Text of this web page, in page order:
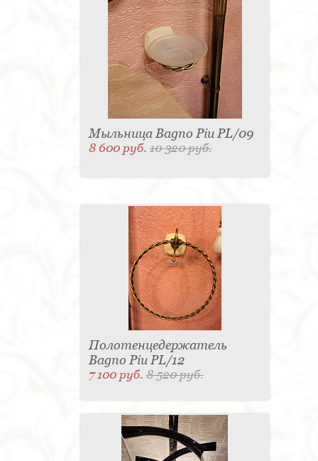
Мыльница Bagno Piu PL/09
8 600 руб.10 320 руб.
Полотенцедержатель
Bagno Piu PL/12
7 100 руб.8 520 руб.